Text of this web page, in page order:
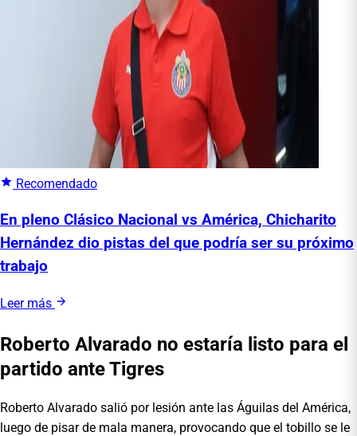
Recomendado
En pleno Clásico Nacional vs América, Chicharito
Hernández dio pistas del que podría ser su próximo
trabajo
Leer más
Roberto Alvarado no estaría listo para el
partido ante Tigres
Roberto Alvarado salió por lesión ante las Águilas del América,
luego de pisar de mala manera, provocando que el tobillo se le